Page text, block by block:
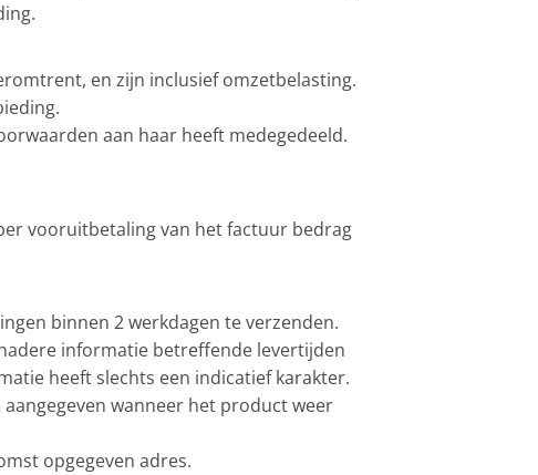
en zijn inclusief omzetbelasting.
aan haar heeft medegedeeld.
vooruitbetaling van het factuur bedrag
binnen 2 werkdagen te verzenden.
informatie betreffende levertijden
heeft slechts een indicatief karakter.
wanneer het product weer
opgegeven adres.